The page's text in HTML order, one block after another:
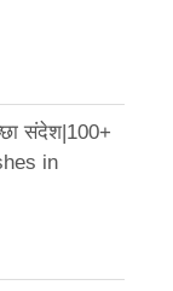
संदेश|100+
in